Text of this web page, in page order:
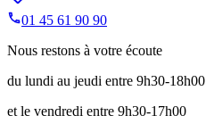
01 45 61 90 90
Nous restons à votre écoute
du lundi au jeudi entre 9h30-18h00
et le vendredi entre 9h30-17h00